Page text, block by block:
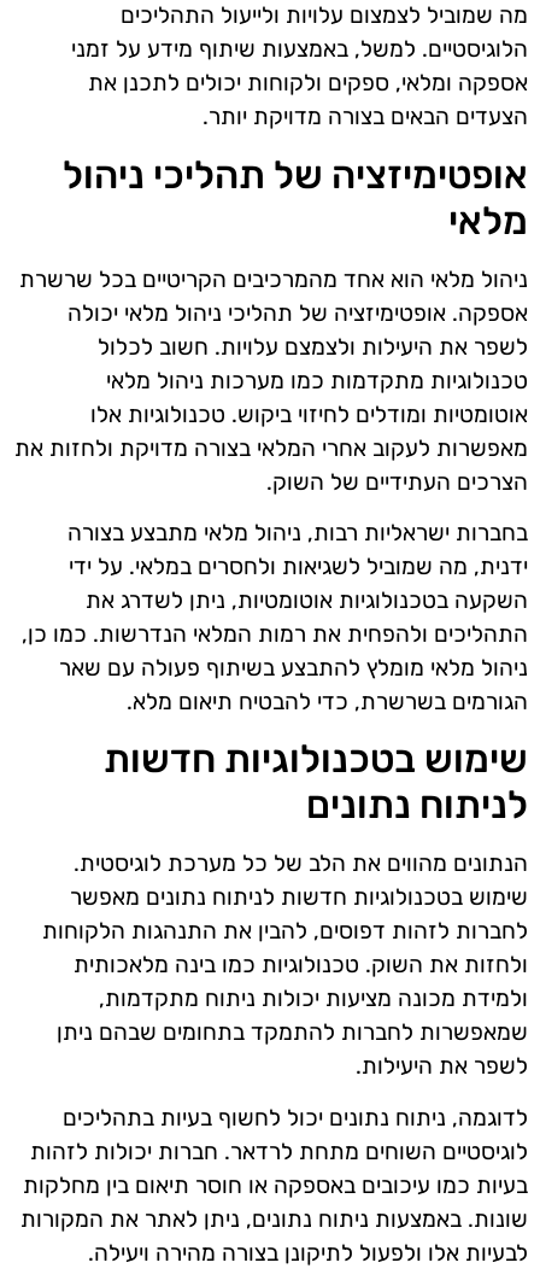
מה שמוביל לצמצום עלויות ולייעול התהליכים
הלוגיסטיים. למשל, באמצעות שיתוף מידע על זמני
אספקה ומלאי, ספקים ולקוחות יכולים לתכנן את
הצעדים הבאים בצורה מדויקת יותר.
אופטימיזציה של תהליכי ניהול
מלאי
ניהול מלאי הוא אחד מהמרכיבים הקריטיים בכל שרשרת
אספקה. אופטימיזציה של תהליכי ניהול מלאי יכולה
לשפר את היעילות ולצמצם עלויות. חשוב לכלול
טכנולוגיות מתקדמות כמו מערכות ניהול מלאי
אוטומטיות ומודלים לחיזוי ביקוש. טכנולוגיות אלו
מאפשרות לעקוב אחרי המלאי בצורה מדויקת ולחזות את
הצרכים העתידיים של השוק.
בחברות ישראליות רבות, ניהול מלאי מתבצע בצורה
ידנית, מה שמוביל לשגיאות ולחסרים במלאי. על ידי
השקעה בטכנולוגיות אוטומטיות, ניתן לשדרג את
התהליכים ולהפחית את רמות המלאי הנדרשות. כמו כן,
ניהול מלאי מומלץ להתבצע בשיתוף פעולה עם שאר
הגורמים בשרשרת, כדי להבטיח תיאום מלא.
שימוש בטכנולוגיות חדשות
לניתוח נתונים
הנתונים מהווים את הלב של כל מערכת לוגיסטית.
שימוש בטכנולוגיות חדשות לניתוח נתונים מאפשר
לחברות לזהות דפוסים, להבין את התנהגות הלקוחות
ולחזות את השוק. טכנולוגיות כמו בינה מלאכותית
ולמידת מכונה מציעות יכולות ניתוח מתקדמות,
שמאפשרות לחברות להתמקד בתחומים שבהם ניתן
לשפר את היעילות.
לדוגמה, ניתוח נתונים יכול לחשוף בעיות בתהליכים
לוגיסטיים השוחים מתחת לרדאר. חברות יכולות לזהות
בעיות כמו עיכובים באספקה או חוסר תיאום בין מחלקות
שונות. באמצעות ניתוח נתונים, ניתן לאתר את המקורות
לבעיות אלו ולפעול לתיקונן בצורה מהירה ויעילה.